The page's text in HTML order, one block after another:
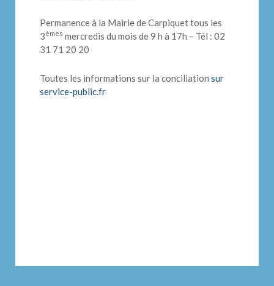
Permanence à la Mairie de Carpiquet tous les
3èmes mercredis du mois de 9 h à 17h – Tél : 02
31 71 20 20
Toutes les informations sur la conciliation sur
service-public.fr